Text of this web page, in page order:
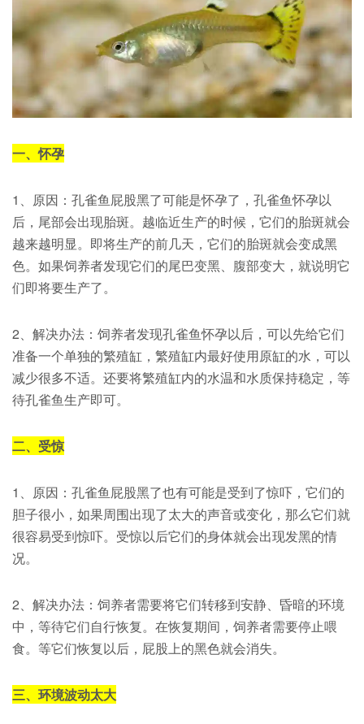
一、怀孕
1、原因：孔雀鱼屁股黑了可能是怀孕了，孔雀鱼怀孕以
后，尾部会出现胎斑。越临近生产的时候，它们的胎斑就会
越来越明显。即将生产的前几天，它们的胎斑就会变成黑
色。如果饲养者发现它们的尾巴变黑、腹部变大，就说明它
们即将要生产了。
2、解决办法：饲养者发现孔雀鱼怀孕以后，可以先给它们
准备一个单独的繁殖缸，繁殖缸内最好使用原缸的水，可以
减少很多不适。还要将繁殖缸内的水温和水质保持稳定，等
待孔雀鱼生产即可。
二、受惊
1、原因：孔雀鱼屁股黑了也有可能是受到了惊吓，它们的
胆子很小，如果周围出现了太大的声音或变化，那么它们就
很容易受到惊吓。受惊以后它们的身体就会出现发黑的情
况。
2、解决办法：饲养者需要将它们转移到安静、昏暗的环境
中，等待它们自行恢复。在恢复期间，饲养者需要停止喂
食。等它们恢复以后，屁股上的黑色就会消失。
三、环境波动太大